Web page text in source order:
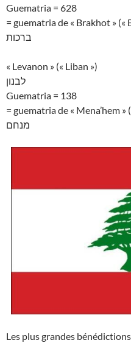
Guematria = 628
= guematria de « Brakhot » («
ברכות
« Levanon » (« Liban »)
לבנון
Guematria = 138
= guematria de « Mena’hem »
מנחם
Les plus grandes